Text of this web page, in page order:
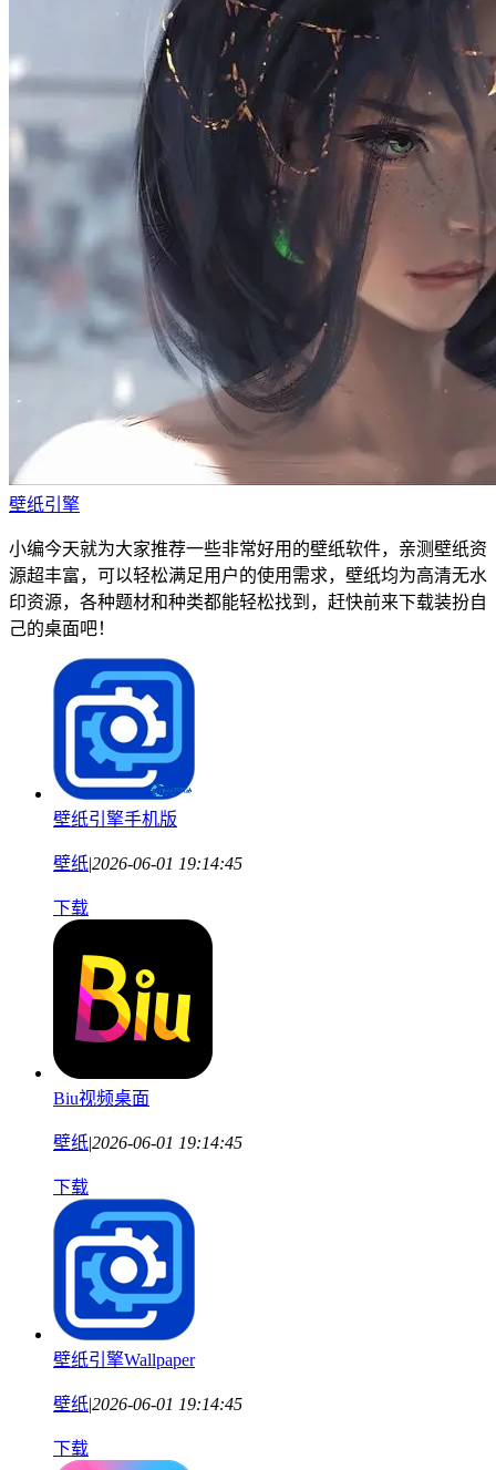
壁纸引擎
小编今天就为大家推荐一些非常好用的壁纸软件，亲测壁纸资
源超丰富，可以轻松满足用户的使用需求，壁纸均为高清无水
印资源，各种题材和种类都能轻松找到，赶快前来下载装扮自
己的桌面吧！
壁纸引擎手机版
壁纸2026-06-01 19:14:45
下载
Biu视频桌面
壁纸2026-06-01 19:14:45
下载
壁纸引擎Wallpaper
壁纸2026-06-01 19:14:45
下载